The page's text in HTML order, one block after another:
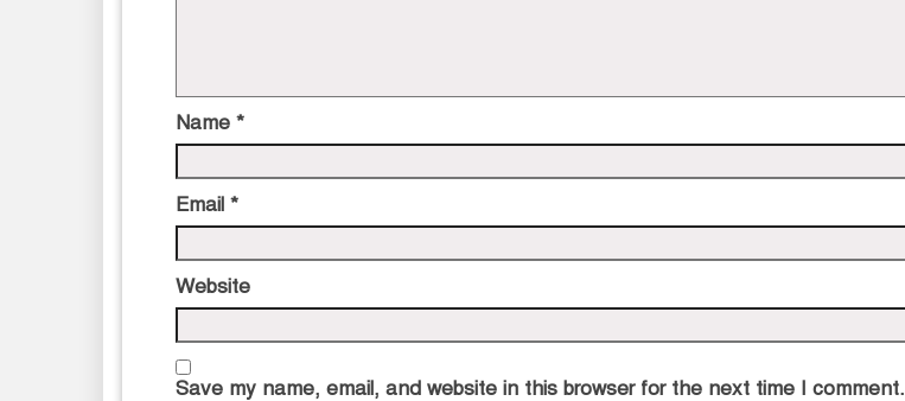
Name *
Email *
Website
Save my name, email, and website in this browser for the next time I comment.